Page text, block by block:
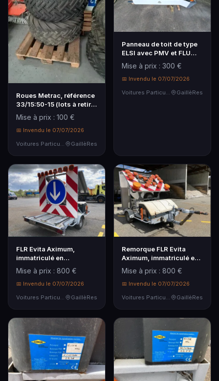
Roues Metrac, référence
33/15:50-15 (lots à retirer
sur rdv …
Mise à prix : 100 €
📅 Invendu le 07/07/2026
GaillèRes
Panneau de toit de type
ELSI avec PMV et FLU
(lots à retirer…
Mise à prix : 300 €
📅 Invendu le 07/07/2026
Voitures Particulières
GaillèRes
FLR Evita Aximum,
immatriculé en
septembre 2010, 24 735
km (…
Mise à prix : 800 €
📅 Invendu le 07/07/2026
Voitures Particulières
GaillèRes
Remorque FLR Evita
Aximum, immatriculé en
septembre 2010, 25…
Mise à prix : 800 €
📅 Invendu le 07/07/2026
GaillèRes